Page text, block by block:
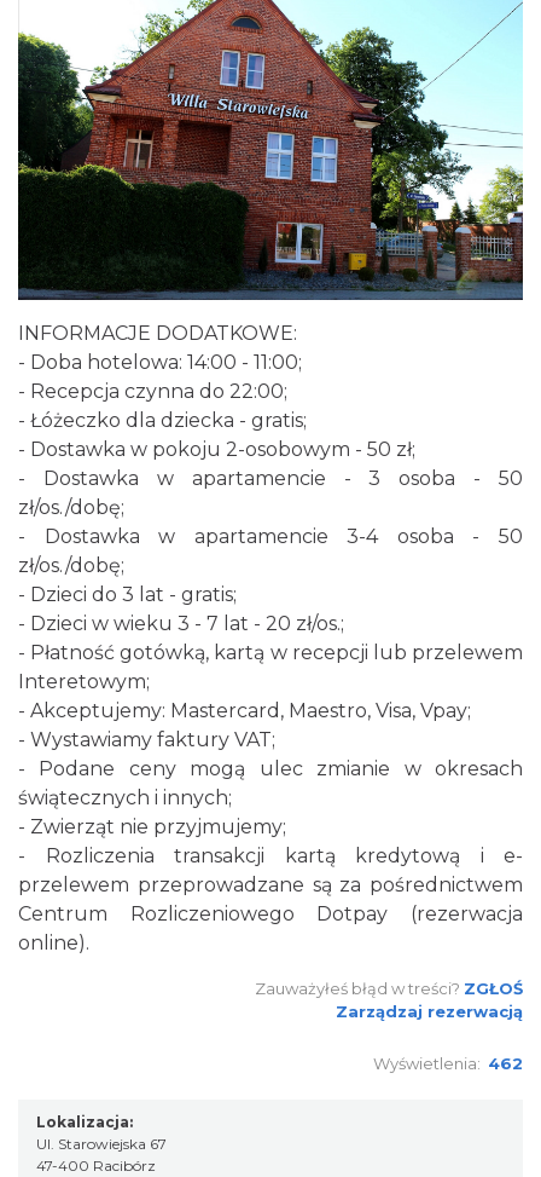
INFORMACJE DODATKOWE:
- Doba hotelowa: 14:00 - 11:00;
- Recepcja czynna do 22:00;
- Łóżeczko dla dziecka - gratis;
- Dostawka w pokoju 2-osobowym - 50 zł;
- Dostawka w apartamencie - 3 osoba - 50
zł/os./dobę;
- Dostawka w apartamencie 3-4 osoba - 50
zł/os./dobę;
- Dzieci do 3 lat - gratis;
- Dzieci w wieku 3 - 7 lat - 20 zł/os.;
- Płatność gotówką, kartą w recepcji lub przelewem
Interetowym;
- Akceptujemy: Mastercard, Maestro, Visa, Vpay;
- Wystawiamy faktury VAT;
- Podane ceny mogą ulec zmianie w okresach
świątecznych i innych;
- Zwierząt nie przyjmujemy;
- Rozliczenia transakcji kartą kredytową i e-
przelewem przeprowadzane są za pośrednictwem
Centrum Rozliczeniowego Dotpay (rezerwacja
online).
Zauważyłeś błąd w treści? ZGŁOŚ
Zarządzaj rezerwacją
Wyświetlenia: 462
Lokalizacja:
Ul. Starowiejska 67
47-400 Racibórz